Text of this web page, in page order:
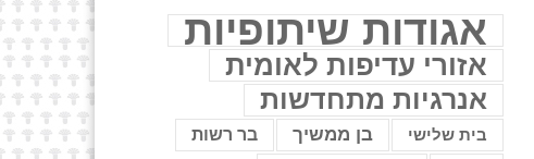
אגודות שיתופיות
אזורי עדיפות לאומית
אנרגיות מתחדשות
בית שלישי בן ממשיך
בר רשות